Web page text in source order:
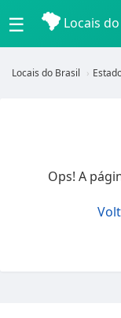
☰ Locais
Locais do Brasil
Ops! A